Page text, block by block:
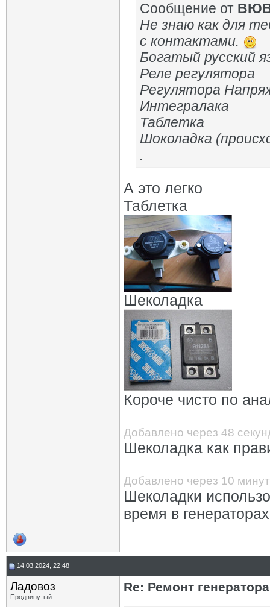
Сообщение от
Не знаю как для
с контактами.
Богатый русский
Реле регулятора
Регулятора
Интегралака
Таблетка
Шоколадка
.
А это легко
Таблетка
Шеколадка
Короче чисто по
Добавлено через 48
Шеколадка как
Добавлено через 10 минут
Шеколадки
время в
14.03.2024, 22:48
Ладовоз
Продвинутый
Re: Ремонт